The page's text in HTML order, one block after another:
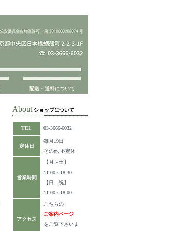
配送・送料について
About ショップについて
TEL 03-3666-6032
定休日
毎月19日
その他 不定休
営業時間
【月～土】
11:00～18:30
【日、祝】
11:00～18:00
アクセス
こちらの
ご案内ページ
をご覧下さいま